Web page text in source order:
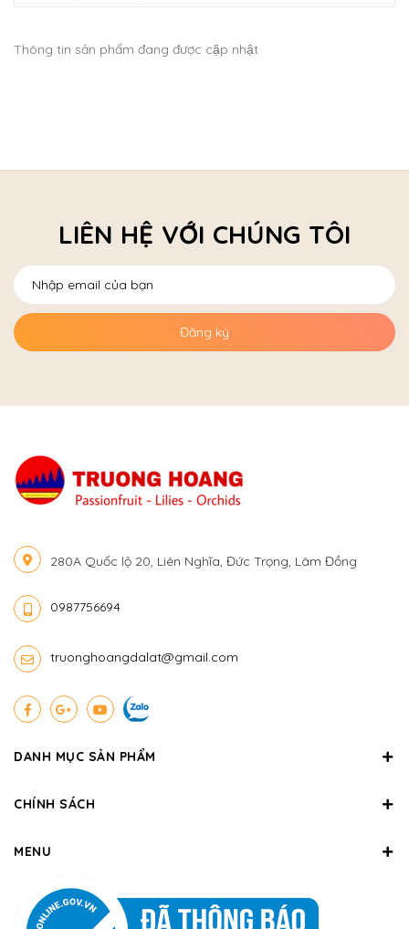
Thông tin sản phẩm đang được cập nhật
LIÊN HỆ VỚI CHÚNG TÔI
Đăng ký
280A Quốc lộ 20, Liên Nghĩa, Đức Trọng, Lâm Đồng
0987756694
truonghoangdalat@gmail.com
DANH MỤC SẢN PHẨM
CHÍNH SÁCH
MENU